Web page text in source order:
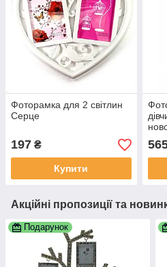
Фоторамка для 2 світлин
Серце
197 ₴
Купити
Акційні пропозиції та
Подарунок